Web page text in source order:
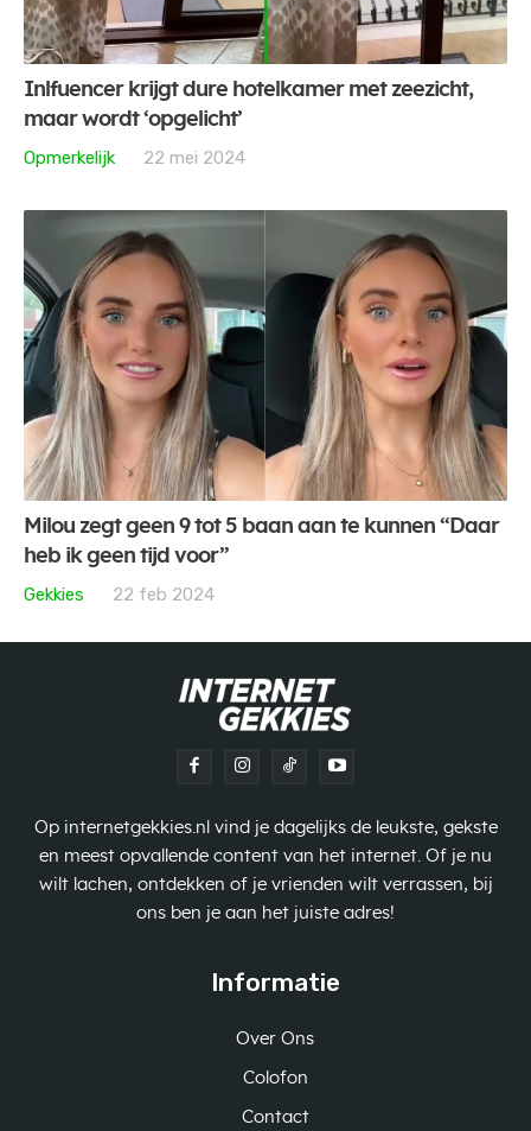
Inlfuencer krijgt dure hotelkamer met zeezicht,
maar wordt ‘opgelicht’
Opmerkelijk
22 mei 2024
Milou zegt geen 9 tot 5 baan aan te kunnen “Daar
heb ik geen tijd voor”
Gekkies
22 feb 2024
Op internetgekkies.nl vind je dagelijks de leukste, gekste
en meest opvallende content van het internet. Of je nu
wilt lachen, ontdekken of je vrienden wilt verrassen, bij
ons ben je aan het juiste adres!
Informatie
Over Ons
Colofon
Contact